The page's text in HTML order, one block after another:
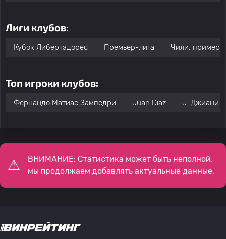
Лиги клубов:
Кубок Либертадорес Премьер-лига Чили: примера
Топ игроки клубов:
Фернандо Матиас Зампедри Juan Diaz J. Джиани
ВНИМАНИЕ: Статистика может быть неполной,
мы продолжаем добавлять актуальные данные.